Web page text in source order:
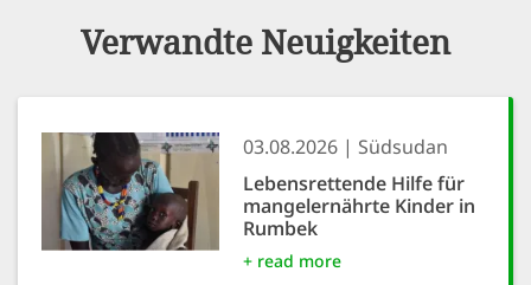
Verwandte Neuigkeiten
03.08.2026
Südsudan
Lebensrettende Hilfe für
mangelernährte Kinder in
Rumbek
+ read more